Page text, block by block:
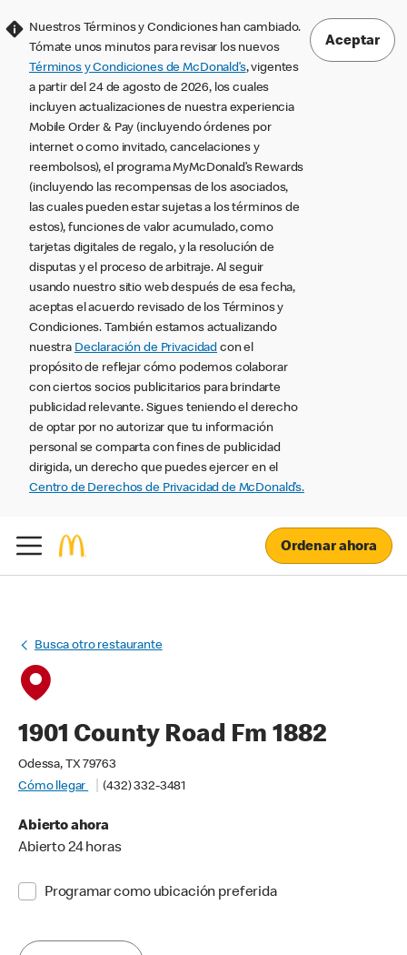
Nuestros Términos y Condiciones han cambiado.
Tómate unos minutos para revisar los nuevos
Términos y Condiciones de McDonald’s, vigentes
a partir del 24 de agosto de 2026, los cuales
incluyen actualizaciones de nuestra experiencia
Mobile Order & Pay (incluyendo órdenes por
internet o como invitado, cancelaciones y
reembolsos), el programa MyMcDonald’s Rewards
(incluyendo las recompensas de los asociados,
las cuales pueden estar sujetas a los términos de
estos), funciones de valor acumulado, como
tarjetas digitales de regalo, y la resolución de
disputas y el proceso de arbitraje. Al seguir
usando nuestro sitio web después de esa fecha,
aceptas el acuerdo revisado de los Términos y
Condiciones. También estamos actualizando
nuestra Declaración de Privacidad con el
propósito de reflejar cómo podemos colaborar
con ciertos socios publicitarios para brindarte
publicidad relevante. Sigues teniendo el derecho
de optar por no autorizar que tu información
personal se comparta con fines de publicidad
dirigida, un derecho que puedes ejercer en el
Centro de Derechos de Privacidad de McDonald’s.
Aceptar
Ordenar ahora
Busca otro restaurante
1901 County Road Fm 1882
Odessa, TX 79763
Cómo llegar
(432) 332-3481
Abierto ahora
Abierto 24 horas
Programar como ubicación preferida